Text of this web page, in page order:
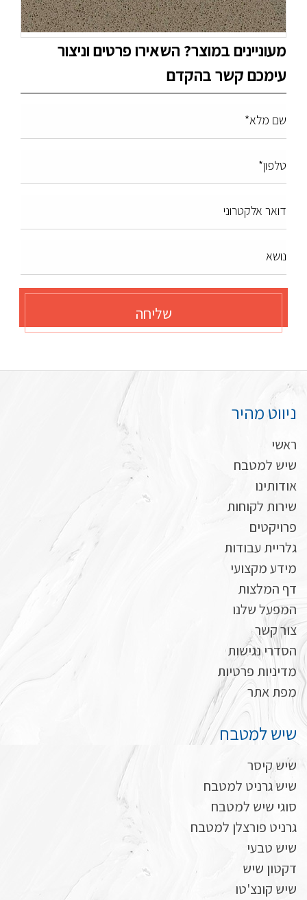
מעוניינים במוצר? השאירו פרטים וניצור
עימכם קשר בהקדם
שם מלא*
טלפון*
דואר אלקטרוני
נושא
שליחה
ניווט מהיר
ראשי
שיש למטבח
אודותינו
שירות לקוחות
פרויקטים
גלריית עבודות
מידע מקצועי
דף המלצות
המפעל שלנו
צור קשר
הסדרי נגישות
מדיניות פרטיות
מפת אתר
שיש למטבח
שיש קיסר
שיש גרניט למטבח
סוגי שיש למטבח
גרניט פורצלן למטבח
שיש טבעי
דקטון שיש
שיש קונצ'טו